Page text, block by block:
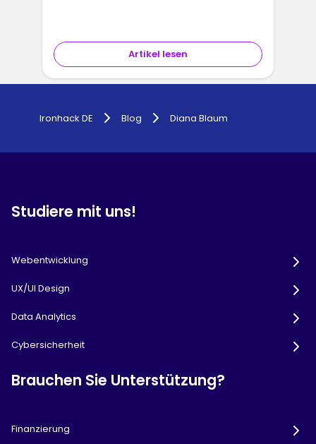
Artikel lesen
Ironhack DE Blog Diana Blaum
Studiere mit uns!
Webentwicklung
UX/UI Design
Data Analytics
Cybersicherheit
Brauchen Sie Unterstützung?
Finanzierung